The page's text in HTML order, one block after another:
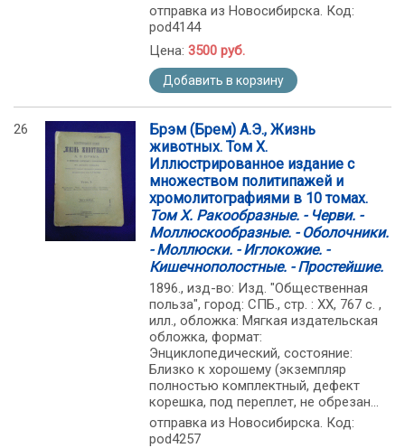
отправка из Новосибирска. Код:
pod4144
Цена: 3500 руб.
Добавить в корзину
26
Брэм (Брем) А.Э., Жизнь
животных. Том Х.
Иллюстрированное издание с
множеством политипажей и
хромолитографиями в 10 томах.
Том Х. Ракообразные. - Черви. -
Моллюскообразные. - Оболочники.
- Моллюски. - Иглокожие. -
Кишечнополостные. - Простейшие.
1896., изд-во: Изд. "Общественная
польза", город: СПБ., стр. : ХХ, 767 с. ,
илл., обложка: Мягкая издательская
обложка, формат:
Энциклопедический, состояние:
Близко к хорошему (экземпляр
полностью комплектный, дефект
корешка, под переплет, не обрезан...
отправка из Новосибирска. Код:
pod4257